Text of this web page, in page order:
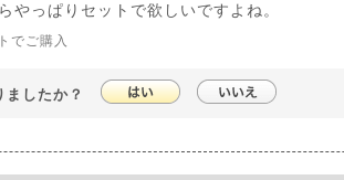
やっぱりセットで欲しいですよね。
でご購入
したか？